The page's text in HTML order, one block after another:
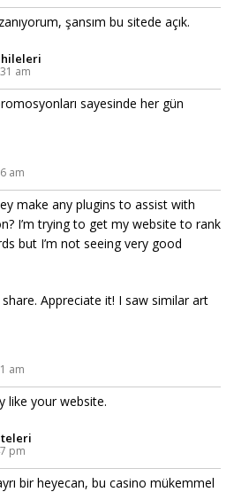
şansım bu sitede açık.
am
sayesinde her gün
am
make any plugins to assist with
I’m trying to get my website to rank
but I’m not seeing very good
Appreciate it! I saw similar art
am
like your website.
pm
bir heyecan, bu casino mükemmel